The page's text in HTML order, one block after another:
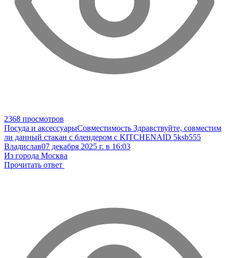
2368 просмотров
Посуда и аксессуарыСовместимость Здравствуйте, совместим
ли данный стакан с блендером с KITCHENAID 5ksb555
Владислав07 декабря 2025 г. в 16:03
Из города Москва
Прочитать ответ